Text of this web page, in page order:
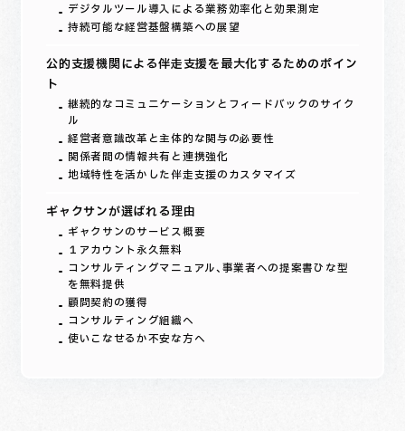
デジタルツール導入による業務効率化と効果測定
持続可能な経営基盤構築への展望
公的支援機関による伴走支援を最大化するためのポイン
ト
継続的なコミュニケーションとフィードバックのサイク
ル
経営者意識改革と主体的な関与の必要性
関係者間の情報共有と連携強化
地域特性を活かした伴走支援のカスタマイズ
ギャクサンが選ばれる理由
ギャクサンのサービス概要
１アカウント永久無料
コンサルティングマニュアル、事業者への提案書ひな型
を無料提供
顧問契約の獲得
コンサルティング組織へ
使いこなせるか不安な方へ